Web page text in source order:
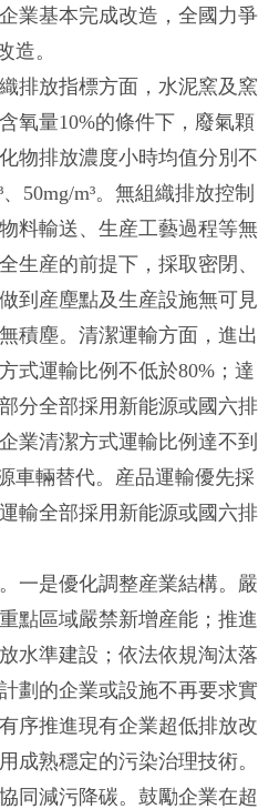
業基本完成改造，全國力爭
造。
放指標方面，水泥窯及窯
氧量10%的條件下，廢氣顆
物排放濃度小時均值分別不
50mg/m³。無組織排放控制
料輸送、生産工藝過程等無
生産的前提下，採取密閉、
到産塵點及生産設施無可見
積塵。清潔運輸方面，進出
式運輸比例不低於80%；達
分全部採用新能源或國六排
業清潔方式運輸比例達不到
車輛替代。産品運輸優先採
輸全部採用新能源或國六排
是優化調整産業結構。嚴
點區域嚴禁新增産能；推進
水準建設；依法依規淘汰落
劃的企業或設施不再要求實
序推進現有企業超低排放改
成熟穩定的污染治理技術。
同減污降碳。鼓勵企業在超